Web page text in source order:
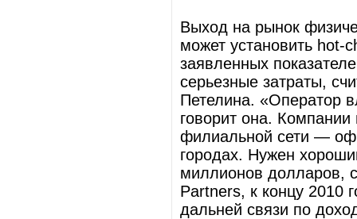
Выход на рынок
может установить hot-
заявленных
серьезные затраты,
Петелина. «Оператор
говорит она.
филиальной сети —
городах. Нужен
миллионов долларов,
Partners, к концу 2010
дальней связи по